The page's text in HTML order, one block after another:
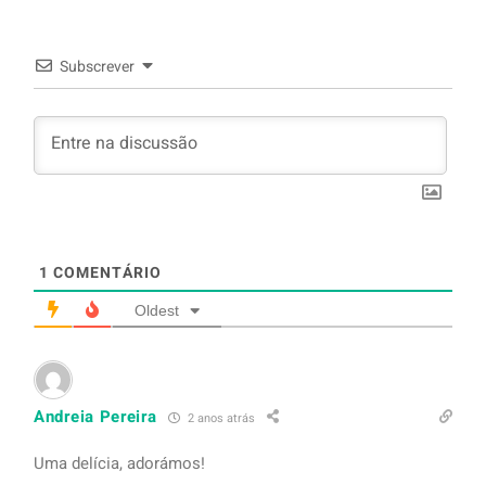
Subscrever
1 COMENTÁRIO
Oldest
Andreia Pereira 2 anos atrás
Uma delícia, adorámos!